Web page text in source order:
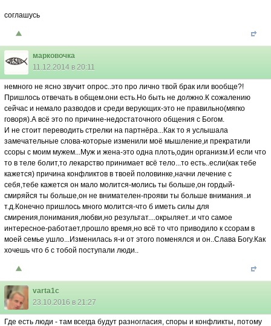
соглашусь
марковочка
11.12.2014 в 20:11
немного не ясно звучит опрос..это про лично твой брак или вообще?!
Пришлось отвечать в общем.они есть.Но быть не должно.К сожалению
сейчас и немало разводов и среди верующих-это не правильно(мягко
говоря).А всё это по причине-недостаточного общения с Богом.
И не стоит переводить стрелки на партнёра...Как то я услышала
замечательные слова-которые изменили моё мышление,и прекратили
ссоры с моим мужем...Муж и жена-это одна плоть,один организм.И если что
то в теле болит,то лекарство принимает всё тело...то есть..если(как тебе
кажется) причина конфликтов в твоей половинке,начни лечение с
себя,тебе кажется он мало молится-молись ты больше,он гордый-
смиряйся ты больше,он не внимателен-прояви ты больше внимания..и
т.д.Конечно пришлось много молится-что б иметь силы для
смирения,понимания,любви,но результат....окрыляет..и что самое
интересное-работает,прошло время,но всё то что приводило к ссорам в
моей семье ушло...Изменилась я-и от этого поменялся и он..Слава Богу.Как
хочешь что б с тобой поступали люди..
varta1c
23.10.2016 в 21:27
Где есть люди - там всегда будут разногласия, споры и конфликты, потому